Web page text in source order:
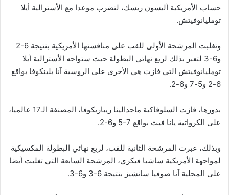
حساب الأمريكية أليسون ريسك، لتضرب موعدا مع الأسترالية أيلا
تومليانوفيتش.
وتغلبت المرشحة الأولى للقب على منافستها الأمريكية بنتيجة 6-2
و6-3 لتعبر بذلك لربع نهائي البطولة حيث ستواجه الأسترالية أيلا
تومليانوفيتش التي فازت هي الأخرى على الروسية آنا بلينكوفا بواقع
6-2 و5-7 و6-2.
بدورها، فازت السلوفاكية ماجدالينا ريباريكوفا، المصنفة الـ17 عالميا،
على الكرواتية يانا فيت بواقع 7-5 و6-2.
وبذلك، عبرت المرشحة الثانية للقب، لربع نهائي البطولة المكسيكية
لمواجهة الأمريكية ساشيا فيكري، المرشحة السابعة التي تغلبت أيضا
على المحلية آنا صوفيا سانشيز بنتيجة 6-3 و6-3.